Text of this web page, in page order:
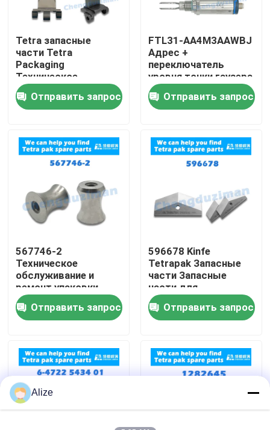
Дом
Ролики
О нас
Проверка качества
Свяжитесь мы
Новости
Упаковка напитка еды
Tetra запасные
части Tetra
Packaging
Техническое
обслуживание и
ремонт
Отправить запрос
FTL31-AA4M3AAWBJ
Адрес +
переключатель
уровня точки гаузера
Отправить запрос
567746-2
Техническое
обслуживание и
ремонт упаковки
Tetra
Отправить запрос
596678 Kinfe
Tetrapak Запасные
части Запасные
части для
обслуживания и
ремонта
Отправить запрос
Alize